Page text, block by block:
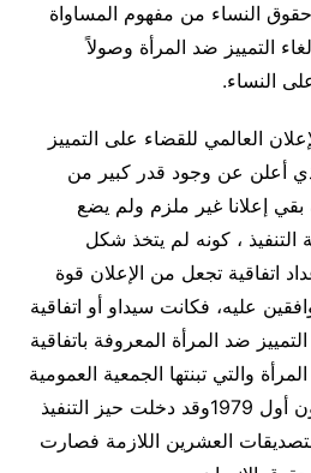
النساء من مفهوم المساواة
التمييز ضد المرأة وصولاً
النساء.
العالمي للقضاء على التمييز
عام 1967 والذي أعلن عن وجود قدر كبير من
بقي إعلانا غير ملزم ولم يضع
التنفيذ ، كونه لم يتخذ شكل
اتفاقية تجعل من الإعلان قوة
عليه، فكانت سيداو أو اتفاقية
ضد المرأة المعروفة باتفاقية
والتي تبنتها الجمعية العمومية
للأمم المتحدة في 18 كانون أول 1979وقد دخلت حيز التنفيذ
تلقي التصديقات العشرين اللازمة فصارت